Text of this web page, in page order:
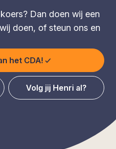
Dan doen wij een
doen, of steun ons en
het CDA!
Volg jij Henri al?